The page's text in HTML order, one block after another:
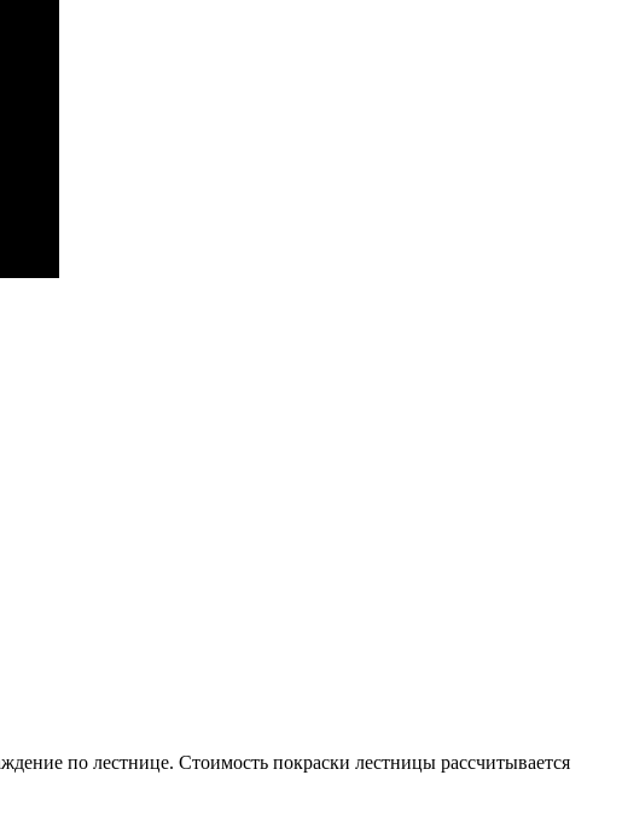
по лестнице. Стоимость покраски лестницы рассчитывается